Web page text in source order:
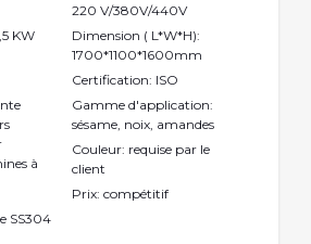
220 V/380V/440V
KW
Dimension ( L*W*H):
1700*1100*1600mm
Certification: ISO
à
Gamme d'application:
sésame, noix, amandes
Couleur: requise par le
client
Prix: compétitif
SS304